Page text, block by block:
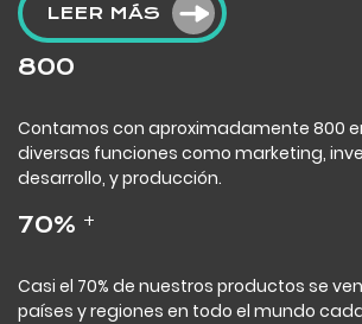
LEER MÁS
800
Contamos con aproximadamente 800
diversas funciones como marketing,
desarrollo, y producción.
70% +
Casi el 70% de nuestros productos se
países y regiones en todo el mundo